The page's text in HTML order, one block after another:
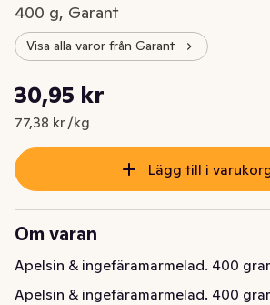
400 g, Garant
Visa alla varor från Garant
Nuvarande pris är: 30,95 kr
30,95 kr
77,38 kr /kg
Styckpris: 77,38 kr /kg
Lägg till i
Om varan
Apelsin & ingefäramarmelad. 400
Apelsin & ingefäramarmelad. 400